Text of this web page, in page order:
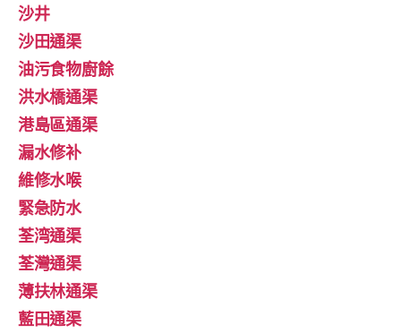
沙井
沙田通渠
油污食物廚餘
洪水橋通渠
港島區通渠
漏水修补
維修水喉
緊急防水
荃湾通渠
荃灣通渠
薄扶林通渠
藍田通渠